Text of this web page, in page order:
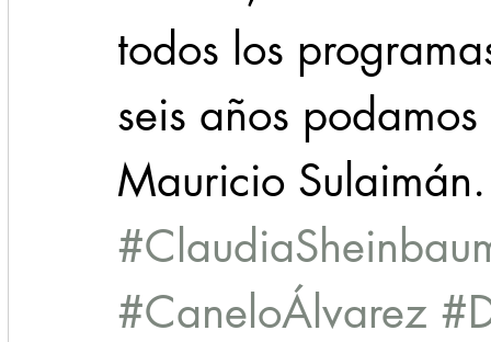
todos los
seis años
Mauricio Sulaimán.
#CaneloÁlvarez